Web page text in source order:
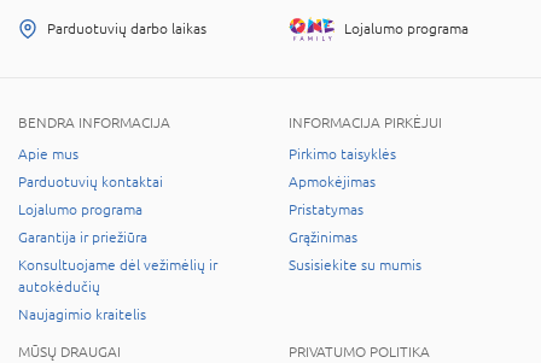
Parduotuvių darbo laikas Lojalumo programa
BENDRA INFORMACIJA
Apie mus
Parduotuvių kontaktai
Lojalumo programa
Garantija ir priežiūra
Konsultuojame dėl vežimėlių ir
autokėdučių
Naujagimio kraitelis
INFORMACIJA PIRKĖJUI
Pirkimo taisyklės
Apmokėjimas
Pristatymas
Grąžinimas
Susisiekite su mumis
MŪSŲ DRAUGAI
PRIVATUMO POLITIKA